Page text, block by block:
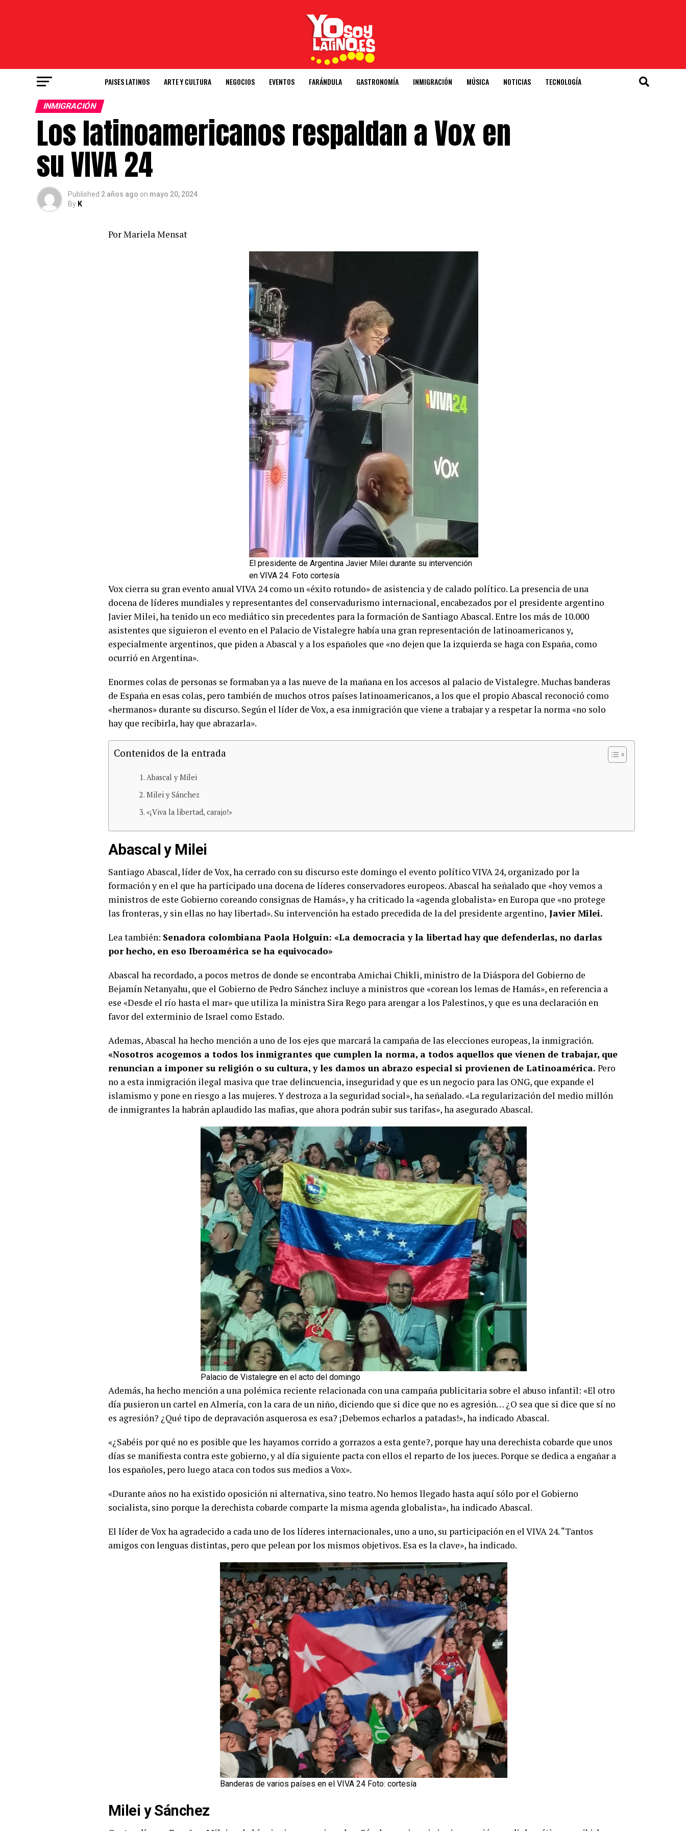
PAISES LATINOS ARTE Y CULTURA NEGOCIOS EVENTOS FARÁNDULA GASTRONOMÍA INMIGRACIÓN MÚSICA NOTICIAS TECNOLOGÍA
INMIGRACIÓN
Los latinoamericanos respaldan a Vox en
su VIVA 24
Published 2 años ago on mayo 20, 2024
By K
Por Mariela Mensat
El presidente de Argentina Javier Milei durante su intervención
en VIVA 24. Foto cortesía
Vox cierra su gran evento anualVIVA 24como un «éxito rotundo» de asistencia y de calado político. La presencia de una
docena de líderes mundiales y representantes del conservadurismo internacional, encabezados por el presidente argentino
Javier Milei, ha tenido un eco mediático sin precedentes para la formación de Santiago Abascal. Entre los más de 10.000
asistentes que siguieron el evento en el Palacio de Vistalegre había una gran representación de latinoamericanos y,
especialmente argentinos, que piden a Abascal y a los españoles que «no dejen que la izquierda se haga con España, como
ocurrió en Argentina».
Enormes colas de personas se formaban ya a las nueve de la mañana en los accesos al palacio de Vistalegre. Muchas banderas
de España en esas colas, pero también de muchos otros países latinoamericanos, a los que el propio Abascal reconoció como
«hermanos» durante su discurso. Según el líder de Vox, a esa inmigración que viene a trabajar y a respetar la norma «no solo
hay que recibirla, hay que abrazarla».
Contenidos de la entrada
Abascal y Milei
Milei y Sánchez
«¡Viva la libertad, carajo!»
Abascal y Milei
Santiago Abascal, líder de Vox, ha cerrado con su discurso este domingo el evento político VIVA 24, organizado por la
formación y en el que ha participado una docena de líderes conservadores europeos. Abascal ha señalado que «hoy vemos a
ministros de este Gobierno coreando consignas de Hamás», y ha criticado la «agenda globalista» en Europa que «no protege
las fronteras, y sin ellas no hay libertad». Su intervención ha estado precedida de la del presidente argentino, Javier Milei.
Lea también: Senadora colombiana Paola Holguín: «La democracia y la libertad hay que defenderlas, no darlas
por hecho, en eso Iberoamérica se ha equivocado»
Abascal ha recordado, a pocos metros de donde se encontraba Amichai Chikli, ministro de la Diáspora del Gobierno de
Bejamín Netanyahu, que el Gobierno de Pedro Sánchez incluye a ministros que «corean los lemas de Hamás», en referencia a
ese «Desde el río hasta el mar» que utiliza la ministra Sira Rego para arengar a los Palestinos, y que es una declaración en
favor del exterminio de Israel como Estado.
Ademas, Abascal ha hecho mención a uno de los ejes que marcará la campaña de las elecciones europeas, la inmigración.
«Nosotros acogemos a todos los inmigrantes que cumplen la norma, a todos aquellos que vienen de trabajar, que
renuncian a imponer su religión o su cultura, y les damos un abrazo especial si provienen de Latinoamérica. Pero
no a esta inmigración ilegal masiva que trae delincuencia, inseguridad y que es un negocio para las ONG, que expande el
islamismo y pone en riesgo a las mujeres. Y destroza a la seguridad social», ha señalado. «La regularización del medio millón
de inmigrantes la habrán aplaudido las mafias, que ahora podrán subir sus tarifas», ha asegurado Abascal.
Palacio de Vistalegre en el acto del domingo
Además, ha hecho mención a una polémica reciente relacionada con una campaña publicitaria sobre el abuso infantil: «El otro
día pusieron un cartel en Almería, con la cara de un niño, diciendo que si dice que no es agresión… ¿O sea que si dice que sí no
es agresión? ¿Qué tipo de depravación asquerosa es esa? ¡Debemos echarlos a patadas!», ha indicado Abascal.
«¿Sabéis por qué no es posible que les hayamos corrido a gorrazos a esta gente?, porque hay una derechista cobarde que unos
días se manifiesta contra este gobierno, y al día siguiente pacta con ellos el reparto de los jueces. Porque se dedica a engañar a
los españoles, pero luego ataca con todos sus medios a Vox».
«Durante años no ha existido oposición ni alternativa, sino teatro. No hemos llegado hasta aquí sólo por el Gobierno
socialista, sino porque la derechista cobarde comparte la misma agenda globalista», ha indicado Abascal.
El líder de Vox ha agradecido a cada uno de los líderes internacionales, uno a uno, su participación en el VIVA 24. “Tantos
amigos con lenguas distintas, pero que pelean por los mismos objetivos. Esa es la clave», ha indicado.
Banderas de varios países en el VIVA 24 Foto: cortesía
Milei y Sánchez